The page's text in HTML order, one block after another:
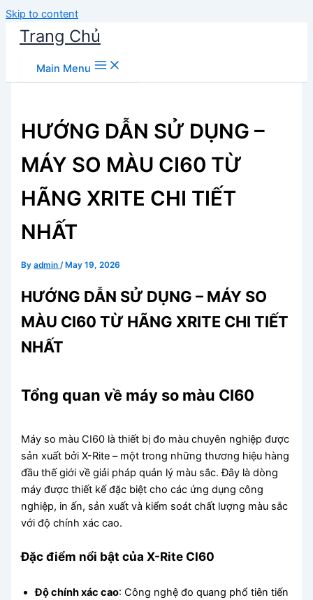
Skip to content
Trang Chủ
Main Menu
HƯỚNG DẪN SỬ DỤNG –
MÁY SO MÀU CI60 TỪ
HÃNG XRITE CHI TIẾT
NHẤT
Byadmin/ May 19, 2026
HƯỚNG DẪN SỬ DỤNG – MÁY SO
MÀU CI60 TỪ HÃNG XRITE CHI TIẾT
NHẤT
Tổng quan về máy so màu CI60
Máy so màu CI60 là thiết bị đo màu chuyên nghiệp được
sản xuất bởi X-Rite – một trong những thương hiệu hàng
đầu thế giới về giải pháp quản lý màu sắc. Đây là dòng
máy được thiết kế đặc biệt cho các ứng dụng công
nghiệp, in ấn, sản xuất và kiểm soát chất lượng màu sắc
với độ chính xác cao.
Đặc điểm nổi bật của X-Rite CI60
Độ chính xác cao: Công nghệ đo quang phổ tiên tiến